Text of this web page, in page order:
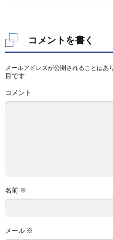
コメントを書く
メールアドレスが公開されることはあ
目です
コメント
名前 ※
メール ※